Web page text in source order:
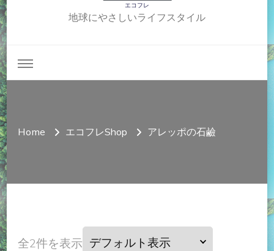
エコフレ
地球にやさしいライフスタイル
Home エコフレShop アレッポの石鹼
全2件を表示